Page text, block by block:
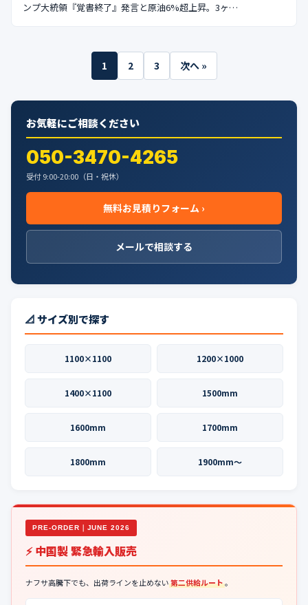
ンプ大統領『覚書終了』発言と原油6%超上昇。3ヶ…
の
ペ
ー
ジ
送
り
1 2 3 次へ »
お気軽にご相談ください
050-3470-4265
受付 9:00-20:00（日・祝休）
無料お見積りフォーム ›
メールで相談する
📐 サイズ別で探す
1100×1100 1200×1000
1400×1100 1500mm
1600mm 1700mm
1800mm 1900mm〜
PRE-ORDER｜JUNE 2026
⚡ 中国製 緊急輸入販売
ナフサ高騰下でも、出荷ラインを止めない第二供給ルート。